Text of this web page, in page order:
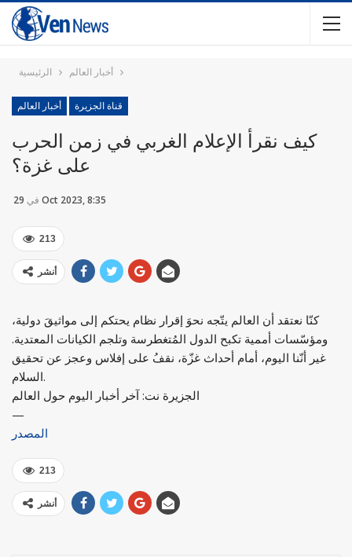
الرئيسية أخبار العالم
أخبار العالم قناة الجزيرة
كيف نقرأ الإعلام الغربي في زمن الحرب
على غزة؟
في 29 Oct 2023, 8:35
213
أنشر
كنّا نعتقد أن العالم يتّجه نحوَ إقرار نظام يحتكم إلى مواثيقَ دولية،
ومؤسّسات أممية تكبح الدول المُتغطرسة وتلجم الكيانات المعتدية.
غير أنّنا اليوم، أمام أحداث غزّة، نقفُ على إفلاس وعجز عن تحقيق
السلام.
الجزيرة نت: آخر أخبار اليوم حول العالم
—
المصدر
213
أنشر